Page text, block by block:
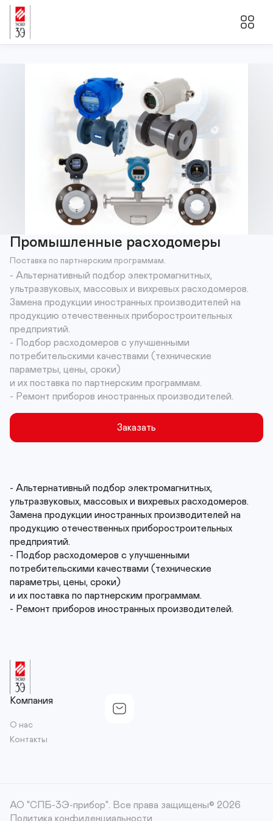
Промышленные расходомеры
Поставка по партнерским программам.
- Альтернативный подбор электромагнитных,
ультразвуковых, массовых и вихревых расходомеров.
Замена продукции иностранных производителей на
продукцию отечественных приборостроительных
предприятий.
- Подбор расходомеров с улучшенными
потребительскими качествами (технические
параметры, цены, сроки)
и их поставка по партнерским программам.
- Ремонт приборов иностранных производителей.
Заказать
- Альтернативный подбор электромагнитных,
ультразвуковых, массовых и вихревых расходомеров.
Замена продукции иностранных производителей на
продукцию отечественных приборостроительных
предприятий.
- Подбор расходомеров с улучшенными
потребительскими качествами (технические
параметры, цены, сроки)
и их поставка по партнерским программам.
- Ремонт приборов иностранных производителей.
Компания
О нас
Контакты
АО "СПБ-3Э-прибор". Все права защищены© 2026
Политика конфиденциальности